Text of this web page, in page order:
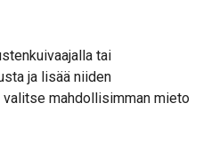
tai
ja lisää niiden
mahdollisimman mieto